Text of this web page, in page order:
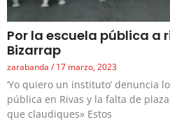
Por la escuela pública a
Bizarrap
zarabanda 17 marzo, 2023
‘Yo quiero un instituto’ denuncia
pública en Rivas y la falta de
que claudiques» Estos